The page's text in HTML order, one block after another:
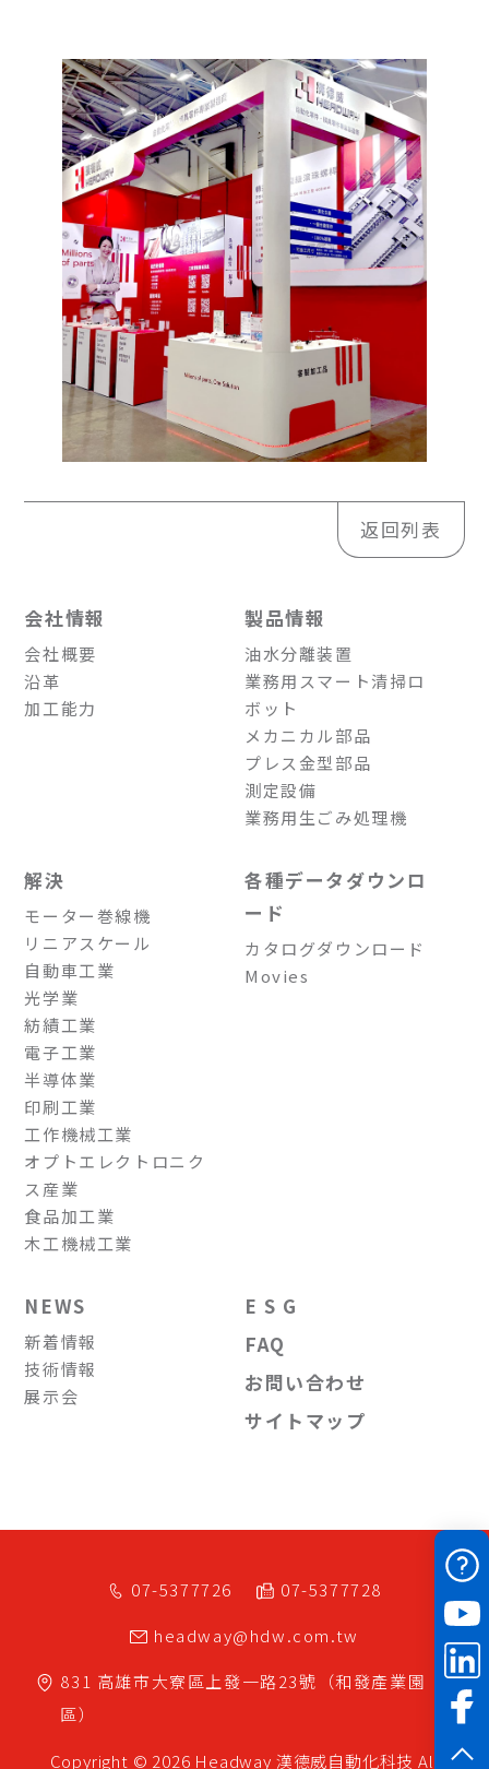
返回列表
会社情報
会社概要
沿革
加工能力
製品情報
油水分離装置
業務用スマート清掃ロ
ボット
メカニカル部品
プレス金型部品
測定設備
業務用生ごみ処理機
解決
モーター巻線機
リニアスケール
自動車工業
光学業
紡績工業
電子工業
半導体業
印刷工業
工作機械工業
オプトエレクトロニク
ス産業
食品加工業
木工機械工業
各種データダウンロ
ード
カタログダウンロード
Movies
NEWS
新着情報
技術情報
展示会
E S G
FAQ
お問い合わせ
サイトマップ
07-5377726
07-5377728
headway@hdw.com.tw
831 高雄市大寮區上發一路23號（和發產業園
區）
Copyright © 2026 Headway 漢德威自動化科技 All